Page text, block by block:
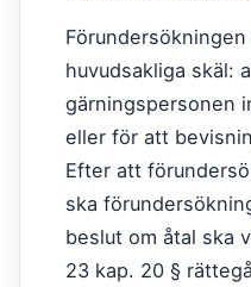
huvudsakliga skäl:
gärningspersonen
eller för att
Efter att
ska
beslut om åtal ska
23 kap. 20 §